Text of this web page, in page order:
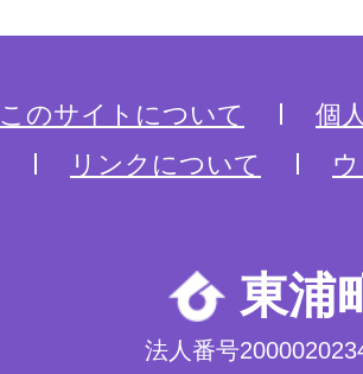
このサイトについて
個
リンクについて
東浦
法人番号